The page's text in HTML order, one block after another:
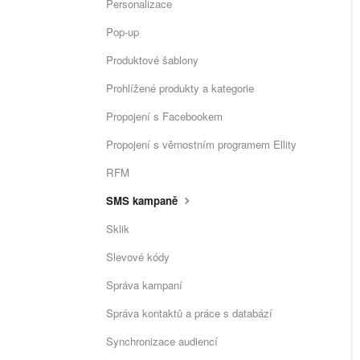
Personalizace
Pop-up
Produktové šablony
Prohlížené produkty a kategorie
Propojení s Facebookem
Propojení s věrnostním programem Ellity
RFM
SMS kampaně
Sklik
Slevové kódy
Správa kampaní
Správa kontaktů a práce s databází
Synchronizace audiencí